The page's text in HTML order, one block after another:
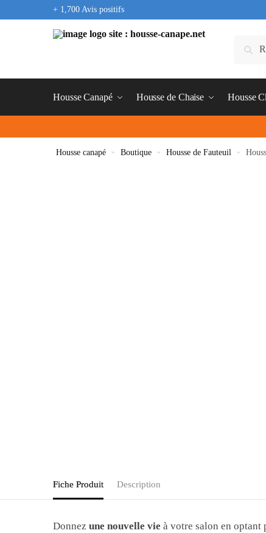
+ 1,700 Avis positifs
Housse Canapé Housse de Chaise Housse
Housse canapé » Boutique » Housse de Fauteuil »
Fiche Produit Description
Donnezune nouvelle vie à votre salon en optant